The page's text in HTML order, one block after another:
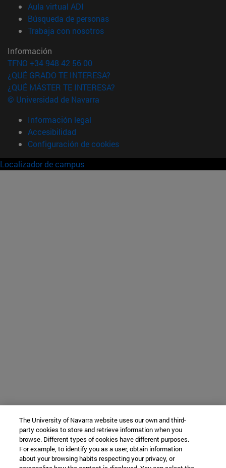
Aula virtual ADI
Búsqueda de personas(abre en nueva ventana)
Trabaja con nosotros(abre en nueva ventana)
Información
TFNO +34 948 42 56 00
¿QUÉ GRADO TE INTERESA?
¿QUÉ MÁSTER TE INTERESA?
© Universidad de Navarra
Información legal
Accesibilidad
Configuración de cookies
Localizador de campus
The University of Navarra website uses our own and third-
party cookies to store and retrieve information when you
browse. Different types of cookies have different purposes.
For example, to identify you as a user, obtain information
about your browsing habits respecting your privacy, or